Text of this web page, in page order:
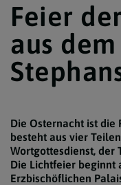
Feier
aus
Die Osternacht ist die
besteht aus vier
Wortgottesdienst, der
Die Lichtfeier beginnt
Erzbischöflichen